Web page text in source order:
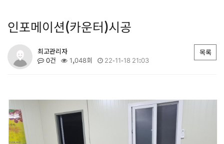
인포메이션(카운터)시공
최고관리자
0건 1,048회 22-11-18 21:03
목록